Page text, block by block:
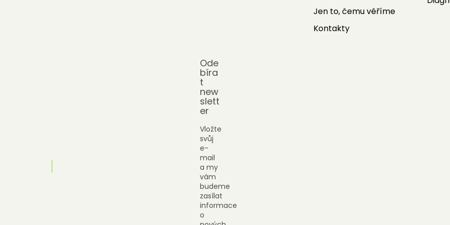
Jen to, čemu věříme
Kontakty
Ode
bíra
t
new
slett
er
Vložte
svůj
e-
mail
a my
vám
budeme
zasílat
informace
o